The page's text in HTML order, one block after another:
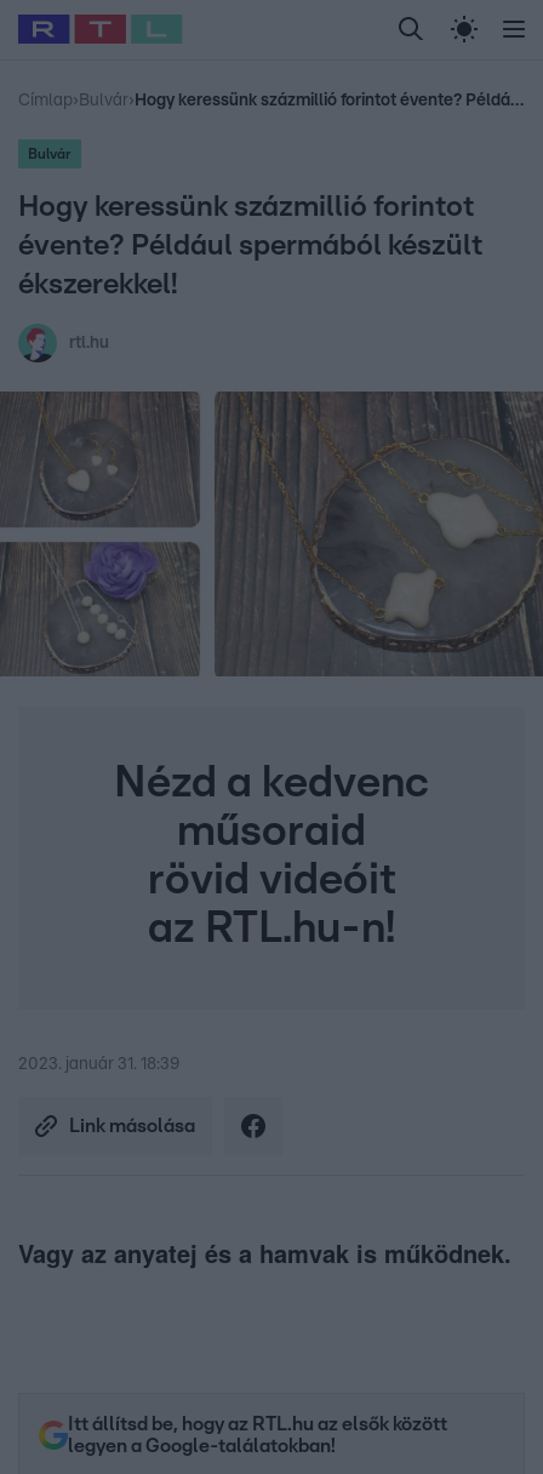
Legfrissebb RTL Híradó Randi Celeb vagyok,
Babits Marcella Most Wanted Gallusz
Címlap› Bulvár› Hogy keressünk százmillió forintot évente? Például spermából készült ékszerekkel!
Bulvár
Hogy keressünk százmillió forintot
évente? Például spermából készült
ékszerekkel!
rtl.hu
Nézd a kedvenc
műsoraid
rövid videóit
az RTL.hu-n!
2023. január 31. 18:39
Link másolása
Vagy az anyatej és a hamvak is működnek.
Itt állítsd be, hogy az RTL.hu az elsők között
legyen a Google-találatokban!